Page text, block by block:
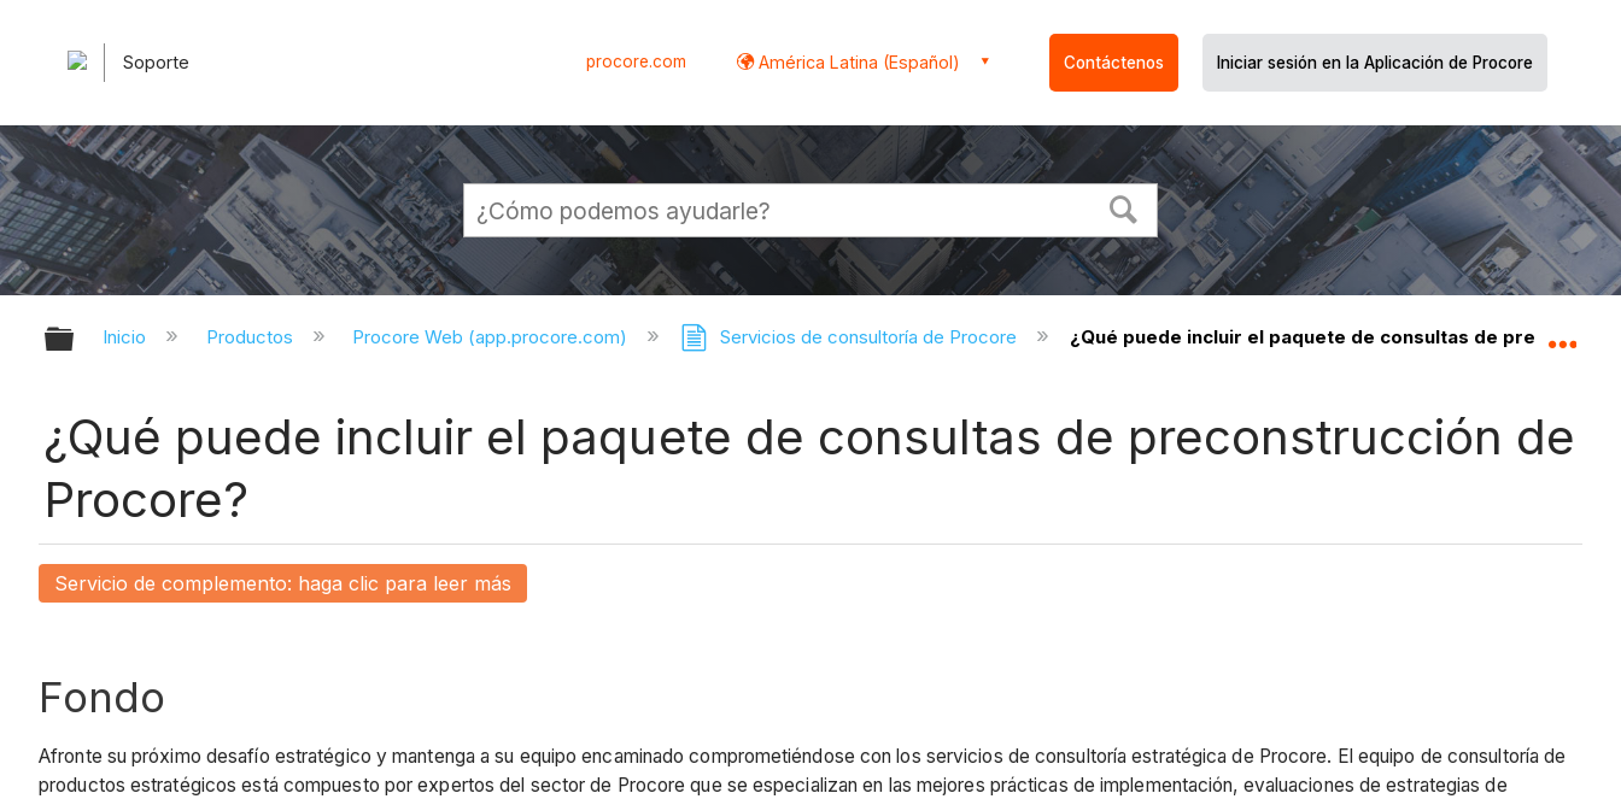
Soporte procore.com América Latina (Español) Contáctenos Iniciar sesión en la Aplicación de Procore
Expandir/contraer jerarquía global
Inicio Productos Procore Web (app.procore.com) Servicios de consultoría de Procore ¿Qué puede incluir el paquete de consultas de
¿Qué puede incluir el paquete de consultas de preconstrucción de
Procore?
Servicio de complemento: haga clic para leer más
Fondo
Afronte su próximo desafío estratégico y mantenga a su equipo encaminado comprometiéndose con los servicios de consultoría estratégica de Procore. El equipo de consultoría de
productos estratégicos está compuesto por expertos del sector de Procore que se especializan en las mejores prácticas de implementación, evaluaciones de estrategias de